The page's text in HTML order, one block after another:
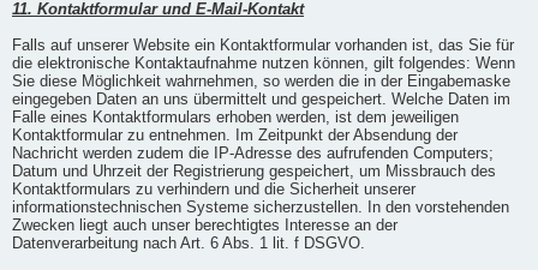
11. Kontaktformular und E-Mail-Kontakt
Falls auf unserer Website ein Kontaktformular vorhanden ist, das Sie für
die elektronische Kontaktaufnahme nutzen können, gilt folgendes: Wenn
Sie diese Möglichkeit wahrnehmen, so werden die in der Eingabemaske
eingegeben Daten an uns übermittelt und gespeichert. Welche Daten im
Falle eines Kontaktformulars erhoben werden, ist dem jeweiligen
Kontaktformular zu entnehmen. Im Zeitpunkt der Absendung der
Nachricht werden zudem die IP-Adresse des aufrufenden Computers;
Datum und Uhrzeit der Registrierung gespeichert, um Missbrauch des
Kontaktformulars zu verhindern und die Sicherheit unserer
informationstechnischen Systeme sicherzustellen. In den vorstehenden
Zwecken liegt auch unser berechtigtes Interesse an der
Datenverarbeitung nach Art. 6 Abs. 1 lit. f DSGVO.